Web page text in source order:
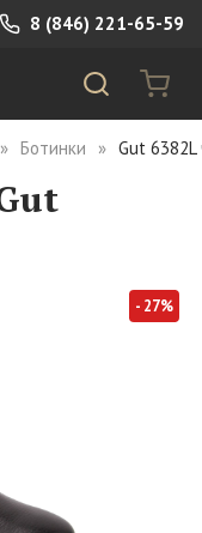
8 (846) 221-65-59
Ботинки Gut 6382L
- 27%